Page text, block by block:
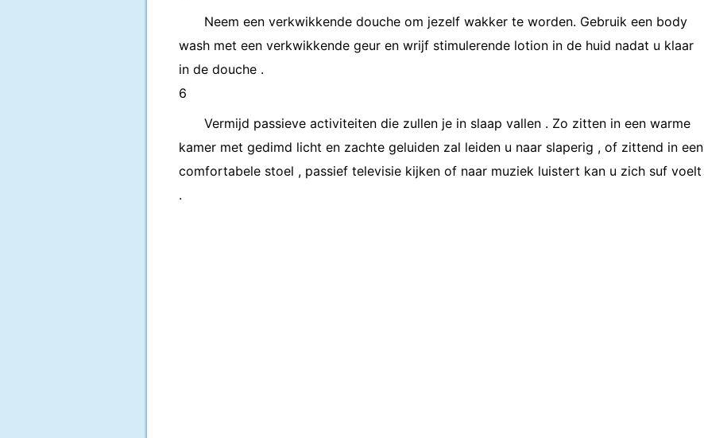
Neem een verkwikkende douche om jezelf wakker te worden. Gebruik een body
wash met een verkwikkende geur en wrijf stimulerende lotion in de huid nadat u klaar
in de douche .
6
Vermijd passieve activiteiten die zullen je in slaap vallen . Zo zitten in een warme
kamer met gedimd licht en zachte geluiden zal leiden u naar slaperig , of zittend in een
comfortabele stoel , passief televisie kijken of naar muziek luistert kan u zich suf voelt
.